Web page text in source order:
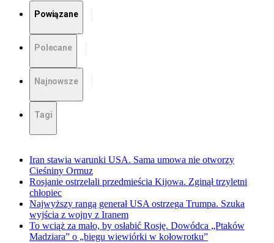
Powiązane
Polecane
Najnowsze
Tagi
Iran stawia warunki USA. Sama umowa nie otworzy
Cieśniny Ormuz
Rosjanie ostrzelali przedmieścia Kijowa. Zginął trzyletni
chłopiec
Najwyższy rangą generał USA ostrzega Trumpa. Szuka
wyjścia z wojny z Iranem
To wciąż za mało, by osłabić Rosję. Dowódca „Ptaków
Madziara” o „biegu wiewiórki w kołowrotku”